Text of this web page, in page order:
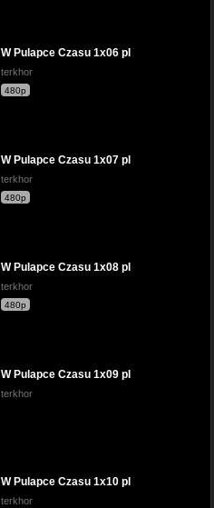
W Pulapce Czasu 1x06 pl
terkhor
480p
W Pulapce Czasu 1x07 pl
terkhor
480p
W Pulapce Czasu 1x08 pl
terkhor
480p
W Pulapce Czasu 1x09 pl
terkhor
W Pulapce Czasu 1x10 pl
terkhor